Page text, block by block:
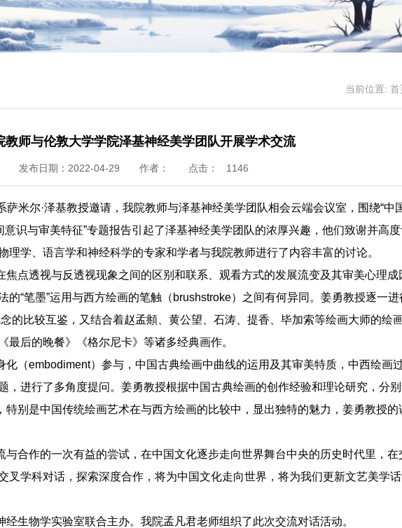
当前位置: 首
教师与伦敦大学学院泽基神经美学团队开展学术交流
发布日期：2022-04-29 作者： 点击： 1146
萨米尔·泽基教授邀请，我院教师与泽基神经美学团队相会云端会议室，围绕“中
识与审美特征”专题报告引起了泽基神经美学团队的浓厚兴趣，他们致谢并高
学、语言学和神经科学的专家和学者与我院教师进行了内容丰富的讨论。
点透视与反透视现象之间的区别和联系、观看方式的发展流变及其审美心理
“笔墨”运用与西方绘画的笔触（ brushstroke）之间有何异同。姜勇教授逐一
的比较互鉴，又结合着赵孟頫、黄公望、石涛、提香、毕加索等绘画大师的绘
后的晚餐》《格尔尼卡》等诸多经典画作。
化（embodiment）参与，中国古典绘画中曲线的运用及其审美特质，中西绘画
进行了多角度提问。姜勇教授根据中国古典绘画的创作经验和理论研究，分别
别是中国传统绘画艺术在与西方绘画的比较中，显出独特的魅力，姜勇教授
合作的一次有益的尝试，在中国文化逐步走向世界舞台中央的历史时代里，
叉学科对话，探索深度合作，将为中国文化走向世界，将为我们更新文艺美学
生物学实验室联合主办。我院孟凡君老师组织了此次交流对话活动。